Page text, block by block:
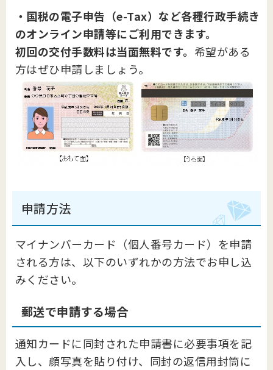
・国税の電子申告（e-Tax）など各種行政手続き
のオンライン申請等にご利用できます。
初回の交付手数料は当面無料です。 希望がある
方はぜひ申請しましょう。
申請方法
マイナンバーカード（個人番号カード）を申請
される方は、以下のいずれかの方法でお申し込
みください。
郵送で申請する場合
通知カードに同封された申請書に必要事項を記
入し、顔写真を貼り付け、同封の返信用封筒に